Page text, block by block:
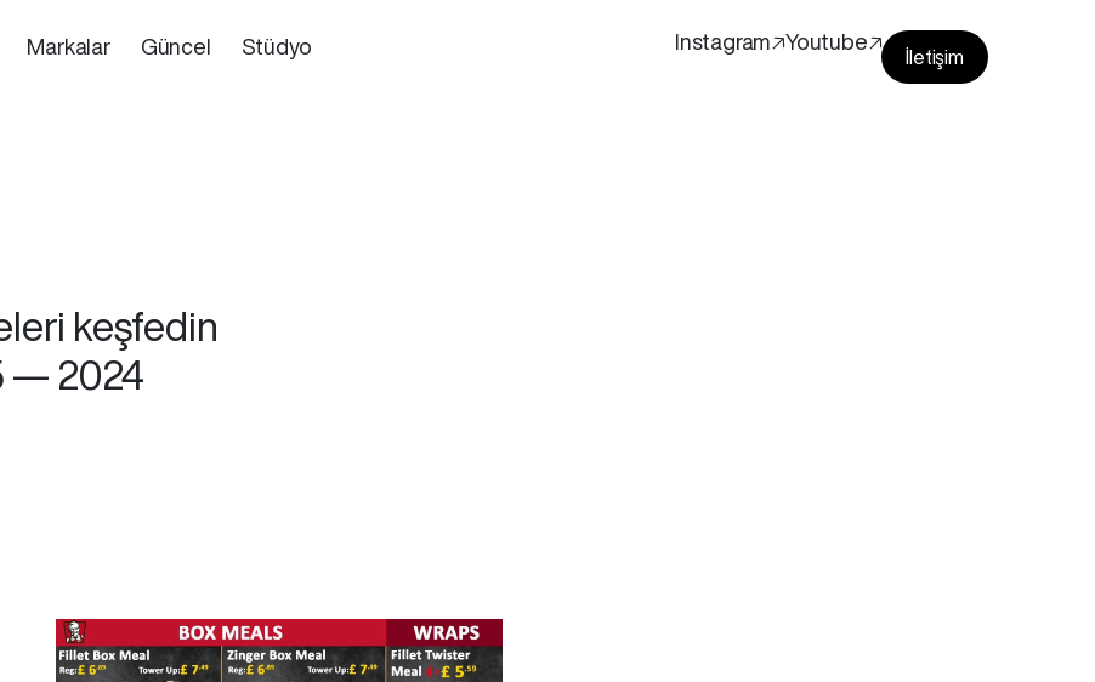
Markalar Güncel Stüdyo Instagram🡥Youtube🡥
İletişim
keşfedin
— 2024